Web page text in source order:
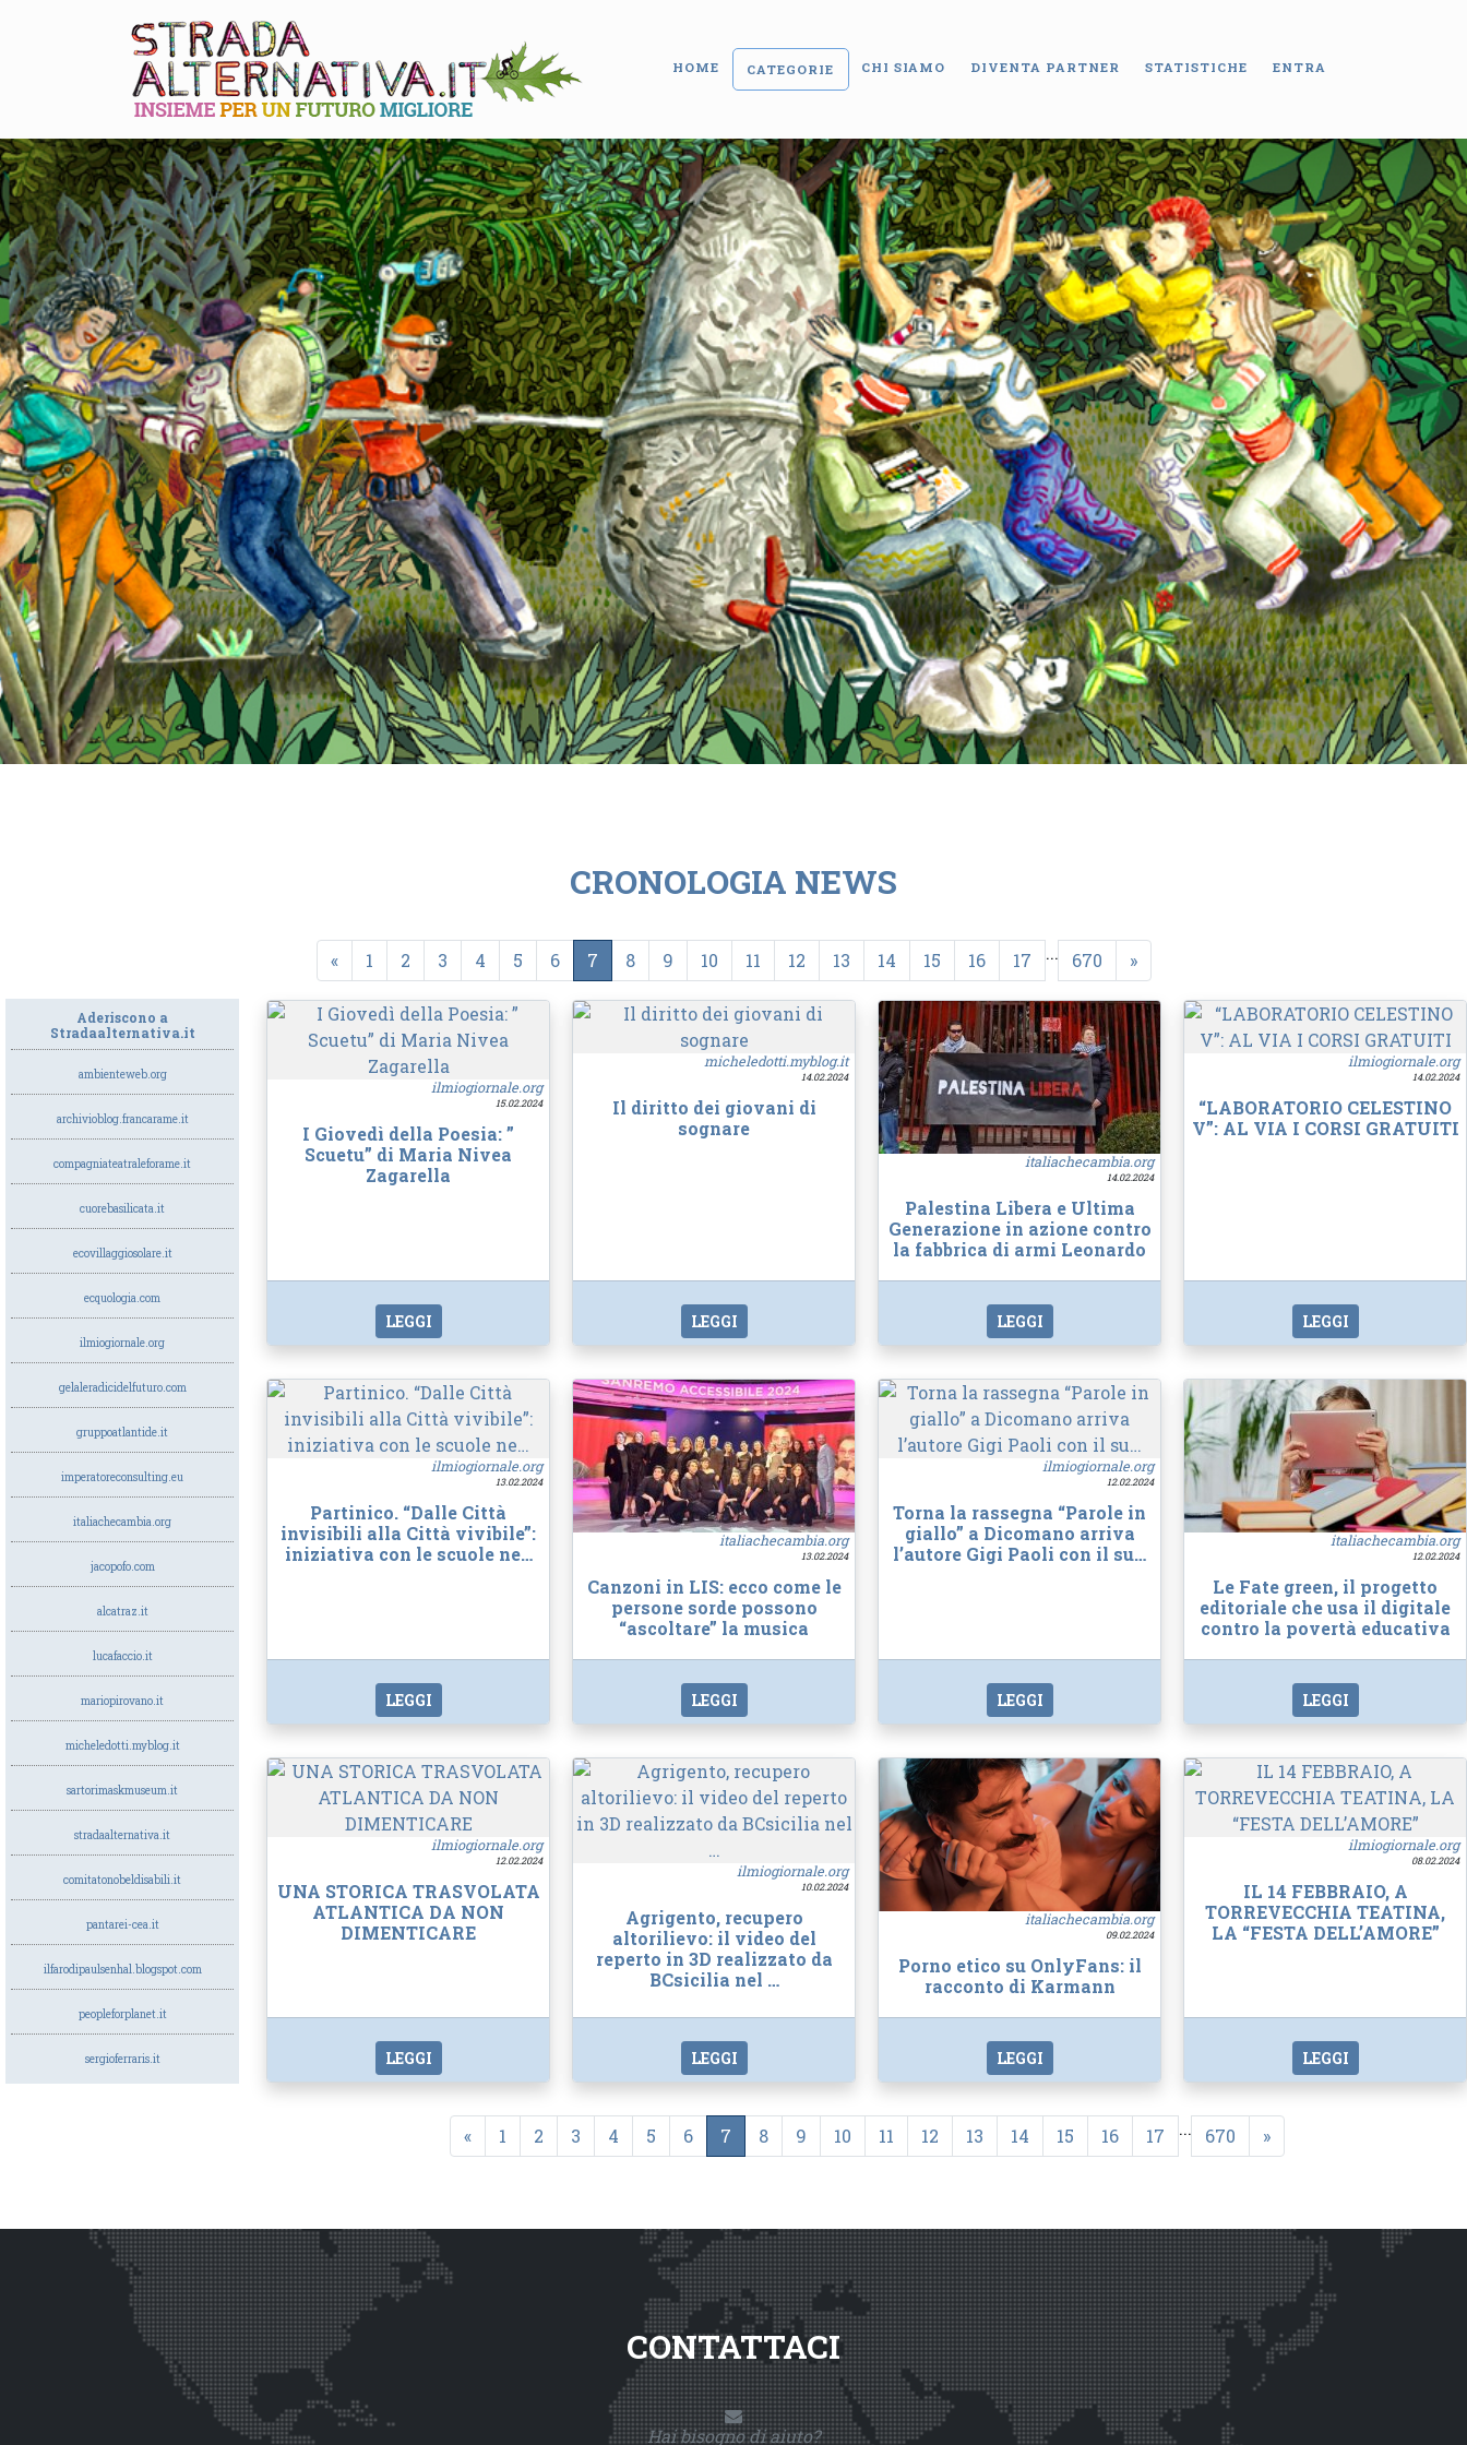
HOME CATEGORIE CHI SIAMO DIVENTA PARTNER STATISTICHE ENTRA
CRONOLOGIA NEWS
« 1 2 3 4 5 6 7 8 9 10 11 12 13 14 15 16 17 ... 670 »
Aderiscono a
Stradaalternativa.it
ambienteweb.org
archivioblog.francarame.it
compagniateatraleforame.it
cuorebasilicata.it
ecovillaggiosolare.it
ecquologia.com
ilmiogiornale.org
gelaleradicidelfuturo.com
gruppoatlantide.it
imperatoreconsulting.eu
italiachecambia.org
jacopofo.com
alcatraz.it
lucafaccio.it
mariopirovano.it
micheledotti.myblog.it
sartorimaskmuseum.it
stradaalternativa.it
comitatonobeldisabili.it
pantarei-cea.it
ilfarodipaulsenhal.blogspot.com
peopleforplanet.it
sergioferraris.it
ilmiogiornale.org
15.02.2024
I Giovedì della Poesia: ”
Scuetu” di Maria Nivea
Zagarella
LEGGI
micheledotti.myblog.it
14.02.2024
Il diritto dei giovani di
sognare
LEGGI
italiachecambia.org
14.02.2024
Palestina Libera e Ultima
Generazione in azione contro
la fabbrica di armi Leonardo
LEGGI
ilmiogiornale.org
14.02.2024
“LABORATORIO CELESTINO
V”: AL VIA I CORSI GRATUITI
LEGGI
ilmiogiornale.org
13.02.2024
Partinico. “Dalle Città
invisibili alla Città vivibile”:
iniziativa con le scuole ne…
LEGGI
italiachecambia.org
13.02.2024
Canzoni in LIS: ecco come le
persone sorde possono
“ascoltare” la musica
LEGGI
ilmiogiornale.org
12.02.2024
Torna la rassegna “Parole in
giallo” a Dicomano arriva
l’autore Gigi Paoli con il su…
LEGGI
italiachecambia.org
12.02.2024
Le Fate green, il progetto
editoriale che usa il digitale
contro la povertà educativa
LEGGI
ilmiogiornale.org
12.02.2024
UNA STORICA TRASVOLATA
ATLANTICA DA NON
DIMENTICARE
LEGGI
ilmiogiornale.org
10.02.2024
Agrigento, recupero
altorilievo: il video del
reperto in 3D realizzato da
BCsicilia nel …
LEGGI
italiachecambia.org
09.02.2024
Porno etico su OnlyFans: il
racconto di Karmann
LEGGI
ilmiogiornale.org
08.02.2024
IL 14 FEBBRAIO, A
TORREVECCHIA TEATINA,
LA “FESTA DELL’AMORE”
LEGGI
« 1 2 3 4 5 6 7 8 9 10 11 12 13 14 15 16 17 ... 670 »
CONTATTACI
Hai bisogno di aiuto?